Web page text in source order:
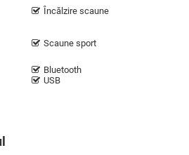
Încălzire scaune
Scaune sport
Bluetooth
USB